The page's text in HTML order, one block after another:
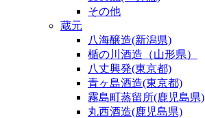
その他
蔵元
八海醸造(新潟県)
楯の川酒造（山形県）
八丈興発(東京都)
青ヶ島酒造(東京都)
霧島町蒸留所(鹿児島県)
丸西酒造(鹿児島県)